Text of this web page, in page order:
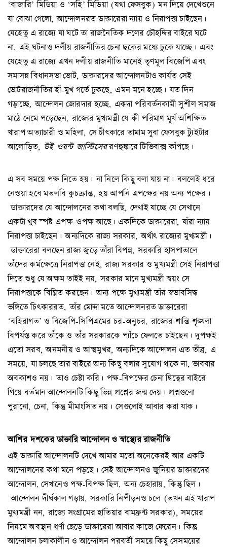
‘বাজারি’ মিডিয়া ও ‘সহি’ মিডিয়া (যথা ফেসবুক) মন দিয়ে দেখেশুনে
যা বোঝা গেলো, আন্দোলনরত ডাক্তারেরা ন্যায় ও নিরাপত্তা চাইছেন।
যেহেতু এ রাজ্যে যা ঘটে তা রাজনৈতিক দলের চৌহদ্দির বাইরে ঘটে
না, এই ঘটনাও দলীয় রাজনীতির চেনা ছকের মধ্যে ঢুকে যাচ্ছে। এবং
যেহেতু এ রাজ্যে এখন দলীয় রাজনীতি মানেই তৃণমূল বিজেপি এবং
সমাসন্ন বিধানসভা ভোট, ডাক্তারদের আন্দোলনটাও কার্যত সেই
ভোটরাজনীতির হাঁ-মুখ গর্তে ঢুকছে, এমন মনে হচ্ছে। যত দিন
গড়াচ্ছে, আন্দোলন জোরদার হচ্ছে, একদা পরিবর্তনকামী সুশীল সমাজ
মাঠে নেমে পড়েছেন, রাজ্যের মুখ্যমন্ত্রী যে কী পরিমাণ মূর্খ অশিক্ষিত
খারাপ অত্যাচারী ও মহিলা, সে চীৎকারে তামাম সুবা ফেসবুক ট্যুইটার
আলোড়িত, উই ওয়ন্ট জাস্টিসেররণহুঙ্কারে টিভিবাক্স কাঁপছে।
এ সব সময়ে পক্ষ নিতে হয়। না নিলে কিছু বলা যায় না। বললেই ধরে
নেওয়া হবে মতলবি কুচক্রান্ত, হয় আপনি এপক্ষের নয় অন্য পক্ষের।
ডাক্তারদের যে আন্দোলনের কথা বলছি, দেখাই যাচ্ছে যে সেখানে
একটা খুব স্পষ্ট এপক্ষ-ওপক্ষ আছে। একদিকে ডাক্তারেরা, যাঁরা ন্যায়
নিরাপত্তা চাইছেন। অন্যদিকে রাজ্য সরকার, অর্থাৎ রাজ্যের মুখ্যমন্ত্রী।
ডাক্তারেরা বলছেন রাজ্য জুড়ে তাঁরা বিপন্ন, সরকারি হাসপাতালে
তাঁদের কর্মক্ষেত্রে নিরাপত্তা নেই, রাজ্য সরকার ও মুখ্যমন্ত্রী সেই নিরাপত্তা
দিতে শুধু যে অক্ষম তাইই নয়, সরকার মানে মুখ্যমন্ত্রী স্বয়ং সে
নিরাপত্তাকে বিঘ্নিত করছেন। অন্য পক্ষে মুখ্যমন্ত্রী তাঁর স্বভাবসিদ্ধ
ভঙ্গিতে চিৎকাররত, তাঁর মোদ্দা মতে আন্দোলনরত ডাক্তারেরা
‘বহিরাগত’ ও বিজেপি-সিপিএমের চর-অনুচর, রাজ্যের শান্তি শৃঙ্খলা
বিপর্যস্ত করে তাঁকে ও তাঁর সরকারকে প্যাঁচে ফেলতে চাইছেন। দুপক্ষই
এতো সরব, অনমনীয় ও আত্মমুখর, অন্যদিকে আন্দোলন এত তীব্র, এ
সময়ে, যা চলছে তার বাইরে অন্য কিছু বলার সুযোগ থাকে না, ভাববার
অবকাশও নয়। তাও চেষ্টা করি। পক্ষ-বিপক্ষের চেনা দ্বিত্বের বাইরে
গিয়ে বর্তমান আন্দোলনটি কিছু ভিন্ন প্রশ্নের জন্ম দেয়। প্রশ্নগুলো
পুরানো, চেনা, কিন্তু মীমাংসিত নয়। সেগুলোই আবার করা যাক।
আশির দশকের ডাক্তারি আন্দোলন ও স্বাস্থ্যের রাজনীতি
এই ডাক্তারি আন্দোলনটি দেখে আমার মতো অনেকেরই আর একটি
আন্দোলনের কথা মনে পড়ছে। সেই আন্দোলনও জুনিয়র ডাক্তারদের
আন্দোলন, সেখানেও পক্ষ-বিপক্ষ ছিল, অন্য চেহারায়, কিন্তু ছিল।
আন্দোলন দীর্ঘকাল গড়ায়, সরকারি নিপীড়নও চলে (তখন এই খারাপ
মুখ্যমন্ত্রী নন, রাজ্যে সংগ্রামের হাতিয়ার বামফ্রন্ট সরকার), সময়ের
নিয়মে অবস্থান ধর্ণা ছেড়ে ডাক্তারেরা আবার কাজে ফেরেন। কিন্তু
আন্দোলন চলাকালীন ও আন্দোলন পরবর্তী সময়ে কিছু সেসময়ের